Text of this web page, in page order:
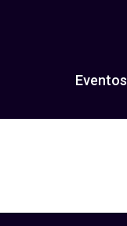
Eventos